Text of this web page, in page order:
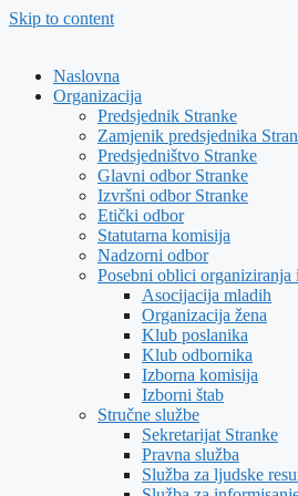
Skip to content
Naslovna
Organizacija
Predsjednik Stranke
Zamjenik predsjednika
Predsjedništvo Stranke
Glavni odbor Stranke
Izvršni odbor Stranke
Etički odbor
Statutarna komisija
Nadzorni odbor
Posebni oblici organiziranja
Asocijacija mladih
Organizacija žena
Klub poslanika
Klub odbornika
Izborna komisija
Izborni štab
Stručne službe
Sekretarijat Stranke
Pravna služba
Služba za ljudske